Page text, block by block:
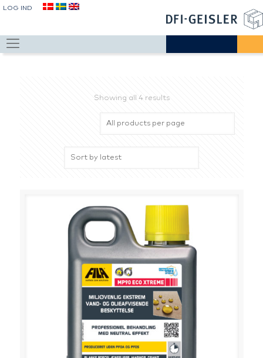
LOG IND
Showing all 4 results